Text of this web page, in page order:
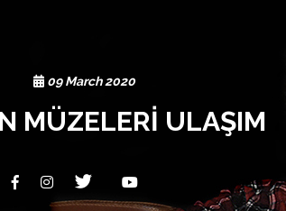
09 March 2020
MÜZELERİ ULAŞIM